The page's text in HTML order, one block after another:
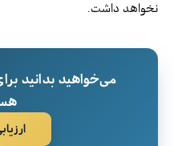
نخواهد داشت.
می‌خواهید بدانید